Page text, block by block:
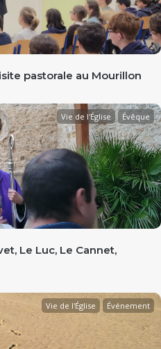
pastorale au Mourillon
Vie de l'Église Évêque
Le Luc, Le Cannet,
Vie de l'Église Événement